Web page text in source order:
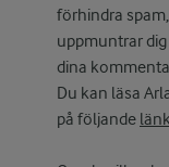
förhindra
uppmuntrar
dina
Du kan läsa
på följande länk